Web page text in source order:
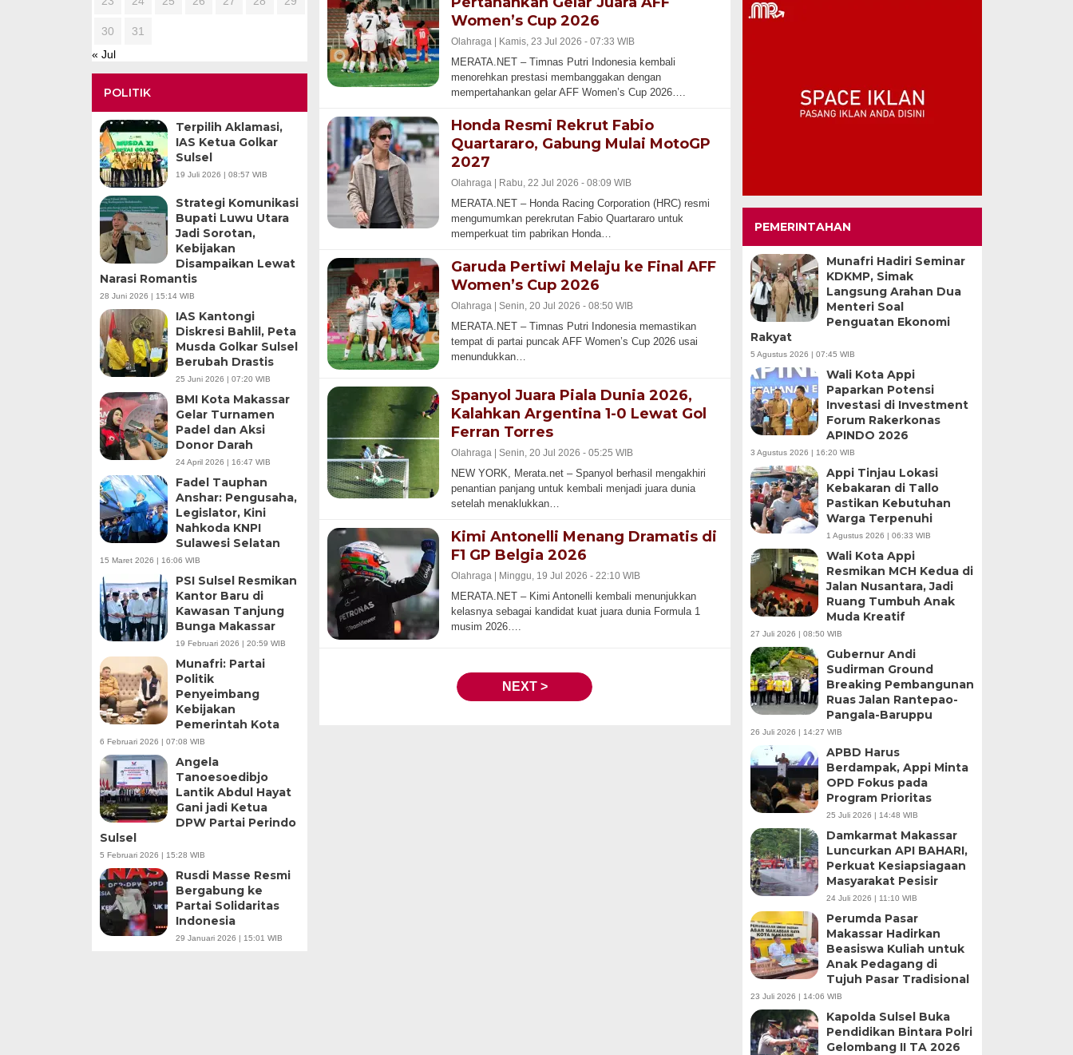
30
31
« Jul
POLITIK
Terpilih Aklamasi,
IAS Ketua Golkar
Sulsel
19 Juli 2026 | 08:57 WIB
Strategi Komunikasi
Bupati Luwu Utara
Jadi Sorotan,
Kebijakan
Disampaikan Lewat
Narasi Romantis
28 Juni 2026 | 15:14 WIB
IAS Kantongi
Diskresi Bahlil, Peta
Musda Golkar Sulsel
Berubah Drastis
25 Juni 2026 | 07:20 WIB
BMI Kota Makassar
Gelar Turnamen
Padel dan Aksi
Donor Darah
24 April 2026 | 16:47 WIB
Fadel Tauphan
Anshar: Pengusaha,
Legislator, Kini
Nahkoda KNPI
Sulawesi Selatan
15 Maret 2026 | 16:06 WIB
PSI Sulsel Resmikan
Kantor Baru di
Kawasan Tanjung
Bunga Makassar
19 Februari 2026 | 20:59 WIB
Munafri: Partai
Politik
Penyeimbang
Kebijakan
Pemerintah Kota
6 Februari 2026 | 07:08 WIB
Angela
Tanoesoedibjo
Lantik Abdul Hayat
Gani jadi Ketua
DPW Partai Perindo
Sulsel
5 Februari 2026 | 15:28 WIB
Rusdi Masse Resmi
Bergabung ke
Partai Solidaritas
Indonesia
29 Januari 2026 | 15:01 WIB
Women’s Cup 2026
Olahraga | Kamis, 23 Jul 2026 - 07:33 WIB
MERATA.NET – Timnas Putri Indonesia kembali
menorehkan prestasi membanggakan dengan
mempertahankan gelar AFF Women’s Cup 2026….
Honda Resmi Rekrut Fabio
Quartararo, Gabung Mulai MotoGP
2027
Olahraga | Rabu, 22 Jul 2026 - 08:09 WIB
MERATA.NET – Honda Racing Corporation (HRC) resmi
mengumumkan perekrutan Fabio Quartararo untuk
memperkuat tim pabrikan Honda…
Garuda Pertiwi Melaju ke Final AFF
Women’s Cup 2026
Olahraga | Senin, 20 Jul 2026 - 08:50 WIB
MERATA.NET – Timnas Putri Indonesia memastikan
tempat di partai puncak AFF Women’s Cup 2026 usai
menundukkan…
Spanyol Juara Piala Dunia 2026,
Kalahkan Argentina 1-0 Lewat Gol
Ferran Torres
Olahraga | Senin, 20 Jul 2026 - 05:25 WIB
NEW YORK, Merata.net – Spanyol berhasil mengakhiri
penantian panjang untuk kembali menjadi juara dunia
setelah menaklukkan…
Kimi Antonelli Menang Dramatis di
F1 GP Belgia 2026
Olahraga | Minggu, 19 Jul 2026 - 22:10 WIB
MERATA.NET – Kimi Antonelli kembali menunjukkan
kelasnya sebagai kandidat kuat juara dunia Formula 1
musim 2026….
NEXT >
PEMERINTAHAN
Munafri Hadiri Seminar
KDKMP, Simak
Langsung Arahan Dua
Menteri Soal
Penguatan Ekonomi
Rakyat
5 Agustus 2026 | 07:45 WIB
Wali Kota Appi
Paparkan Potensi
Investasi di Investment
Forum Rakerkonas
APINDO 2026
3 Agustus 2026 | 16:20 WIB
Appi Tinjau Lokasi
Kebakaran di Tallo
Pastikan Kebutuhan
Warga Terpenuhi
1 Agustus 2026 | 06:33 WIB
Wali Kota Appi
Resmikan MCH Kedua di
Jalan Nusantara, Jadi
Ruang Tumbuh Anak
Muda Kreatif
27 Juli 2026 | 08:50 WIB
Gubernur Andi
Sudirman Ground
Breaking Pembangunan
Ruas Jalan Rantepao-
Pangala-Baruppu
26 Juli 2026 | 14:27 WIB
APBD Harus
Berdampak, Appi Minta
OPD Fokus pada
Program Prioritas
25 Juli 2026 | 14:48 WIB
Damkarmat Makassar
Luncurkan API BAHARI,
Perkuat Kesiapsiagaan
Masyarakat Pesisir
24 Juli 2026 | 11:10 WIB
Perumda Pasar
Makassar Hadirkan
Beasiswa Kuliah untuk
Anak Pedagang di
Tujuh Pasar Tradisional
23 Juli 2026 | 14:06 WIB
Kapolda Sulsel Buka
Pendidikan Bintara Polri
Gelombang II TA 2026